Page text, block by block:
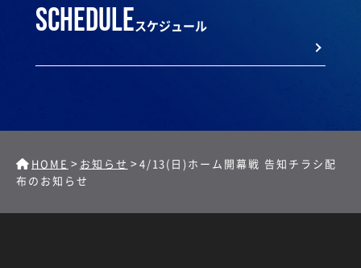
scheduleスケジュール
HOME > お知らせ >4/13(日)ホーム開幕戦 告知チラシ配
布のお知らせ